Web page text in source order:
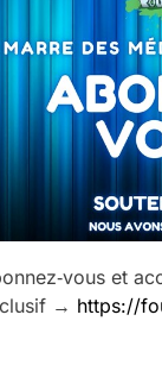
et
→ https://